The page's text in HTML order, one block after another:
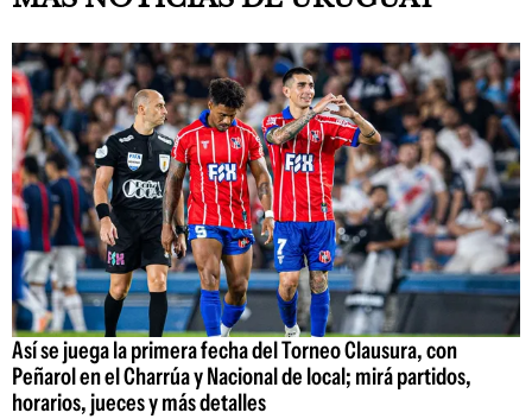
Así se juega la primera fecha del Torneo Clausura, con
Peñarol en el Charrúa y Nacional de local; mirá partidos,
horarios, jueces y más detalles